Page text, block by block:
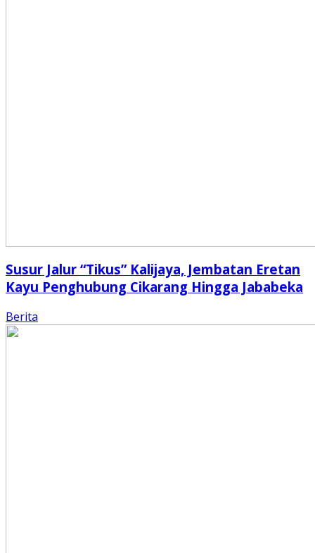
Susur Jalur “Tikus” Kalijaya, Jembatan Eretan
Kayu Penghubung Cikarang Hingga Jababeka
Berita